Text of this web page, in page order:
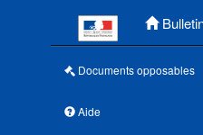
Documents opposables
Aide